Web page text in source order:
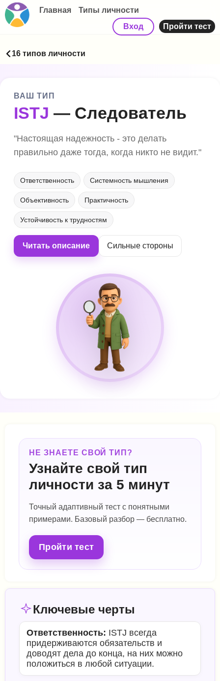
Главная
Типы личности
Вход
Пройти тест
16 типов личности
ВАШ ТИП
ISTJ — Следователь
"Настоящая надежность - это делать
правильно даже тогда, когда никто не видит."
Ответственность Системность мышления
Объективность Практичность
Устойчивость к трудностям
Читать описание Сильные стороны
НЕ ЗНАЕТЕ СВОЙ ТИП?
Узнайте свой тип
личности за 5 минут
Точный адаптивный тест с понятными
примерами. Базовый разбор — бесплатно.
Пройти тест
Ключевые черты
Ответственность: ISTJ всегда
придерживаются обязательств и
доводят дела до конца, на них можно
положиться в любой ситуации.